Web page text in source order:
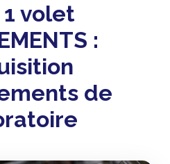
1 volet
:
de